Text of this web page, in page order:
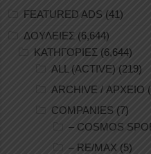
FEATURED ADS (41)
ΔΟΥΛΕΙΕΣ (6,644)
ΚΑΤΗΓΟΡΙΕΣ (6,644)
ALL (ACTIVE) (219)
ARCHIVE / ΑΡΧΕΙΟ
COMPANIES (7)
– COSMOS
– RE/MAX (5)